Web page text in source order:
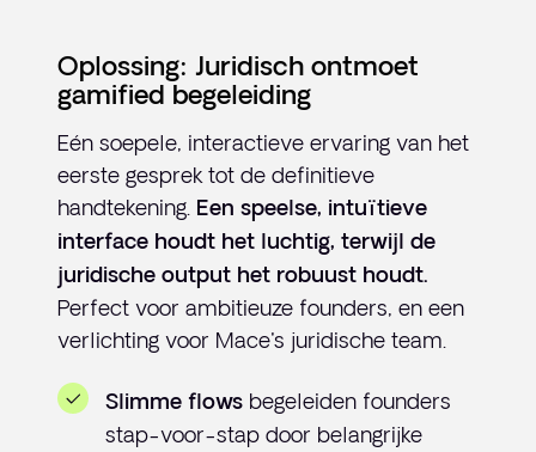
Oplossing: Juridisch ontmoet
gamified begeleiding
Eén soepele, interactieve ervaring van het
eerste gesprek tot de definitieve
handtekening. Een speelse, intuïtieve
interface houdt het luchtig, terwijl de
juridische output het robuust houdt.
Perfect voor ambitieuze founders, en een
verlichting voor Mace's juridische team.
Slimme flows begeleiden founders
stap-voor-stap door belangrijke